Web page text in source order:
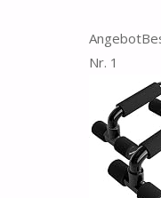
Angebot
Nr. 1